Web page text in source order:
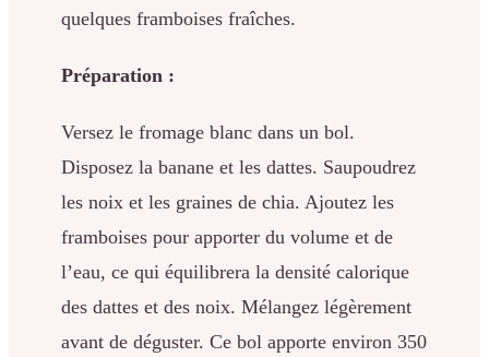
quelques framboises fraîches.
Préparation :
Versez le fromage blanc dans un bol.
Disposez la banane et les dattes. Saupoudrez
les noix et les graines de chia. Ajoutez les
framboises pour apporter du volume et de
l’eau, ce qui équilibrera la densité calorique
des dattes et des noix. Mélangez légèrement
avant de déguster. Ce bol apporte environ 350